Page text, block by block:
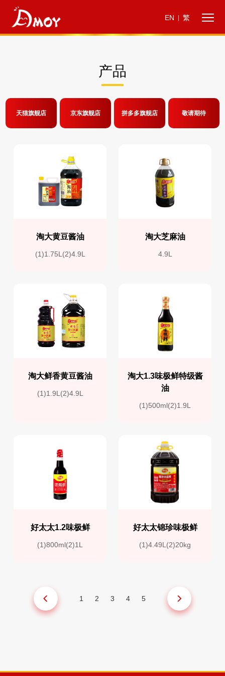
EN 繁
产品
天猫旗舰店 京东旗舰店 拼多多旗舰店 敬请期待
淘大黄豆酱油
(1)1.75L(2)4.9L
淘大芝麻油
4.9L
淘大鲜香黄豆酱油
(1)1.9L(2)4.9L
淘大1.3味极鲜特级酱
油
(1)500ml(2)1.9L
好太太1.2味极鲜
(1)800ml(2)1L
好太太锦珍味极鲜
(1)4.49L(2)20kg
1 2 3 4 5